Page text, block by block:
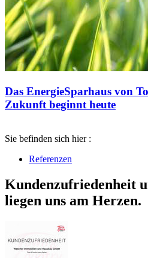
Das EnergieSparhaus von
Zukunft beginnt heute
Sie befinden sich hier :
Referenzen
Kundenzufriedenheit
liegen uns am Herzen.